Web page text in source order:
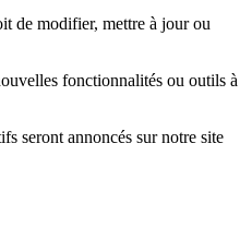
de modifier, mettre à jour ou
fonctionnalités ou outils à
seront annoncés sur notre site